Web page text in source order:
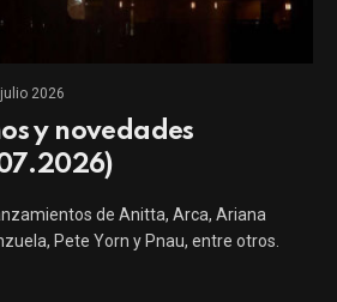
2026
y novedades
de Anitta, Arca, Ariana
Pete Yorn y Pnau, entre otros.